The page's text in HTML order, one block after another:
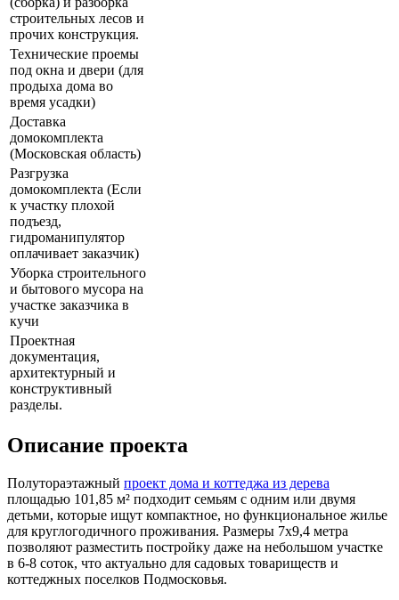
строительных лесов и
прочих конструкция.
Технические проемы
под окна и двери (для
продыха дома во
время усадки)
Доставка
домокомплекта
(Московская область)
Разгрузка
домокомплекта (Если
к участку плохой
подъезд,
гидроманипулятор
оплачивает заказчик)
Уборка строительного
и бытового мусора на
участке заказчика в
кучи
Проектная
документация,
архитектурный и
конструктивный
разделы.
Описание проекта
Полутораэтажный проект дома и коттеджа из дерева
площадью 101,85 м² подходит семьям с одним или двумя
детьми, которые ищут компактное, но функциональное жилье
для круглогодичного проживания. Размеры 7х9,4 метра
позволяют разместить постройку даже на небольшом участке
в 6-8 соток, что актуально для садовых товариществ и
коттеджных поселков Подмосковья.